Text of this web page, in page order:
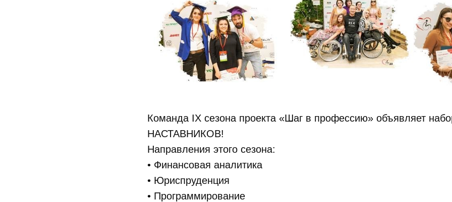
Команда IX сезона проекта «Шаг в профессию» объявляет
НАСТАВНИКОВ!
Направления этого сезона:
• Финансовая аналитика
• Юриспруденция
• Программирование